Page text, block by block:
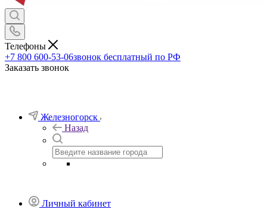
Телефоны
+7 800 600-53-06звонок бесплатный по РФ
Заказать звонок
Железногорск
Назад
Личный кабинет